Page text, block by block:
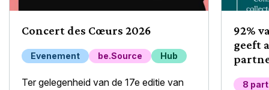
Concert des Cœurs 2026
Evenement be.Source Hub
Ter gelegenheid van de 17e editie van
92%
geeft
8